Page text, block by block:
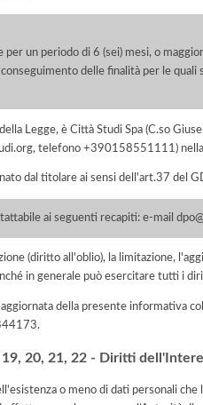
un periodo di 6 (sei) mesi, o
delle finalità per le
Legge, è Città Studi Spa (C.so
telefono +390158551111)
dal titolare ai sensi dell'art.37 del
ai seguenti recapiti: e-mail
(diritto all'oblio), la limitazione,
in generale può esercitare tutti i
della presente informativa
.
20, 21, 22 - Diritti
o meno di dati personali che